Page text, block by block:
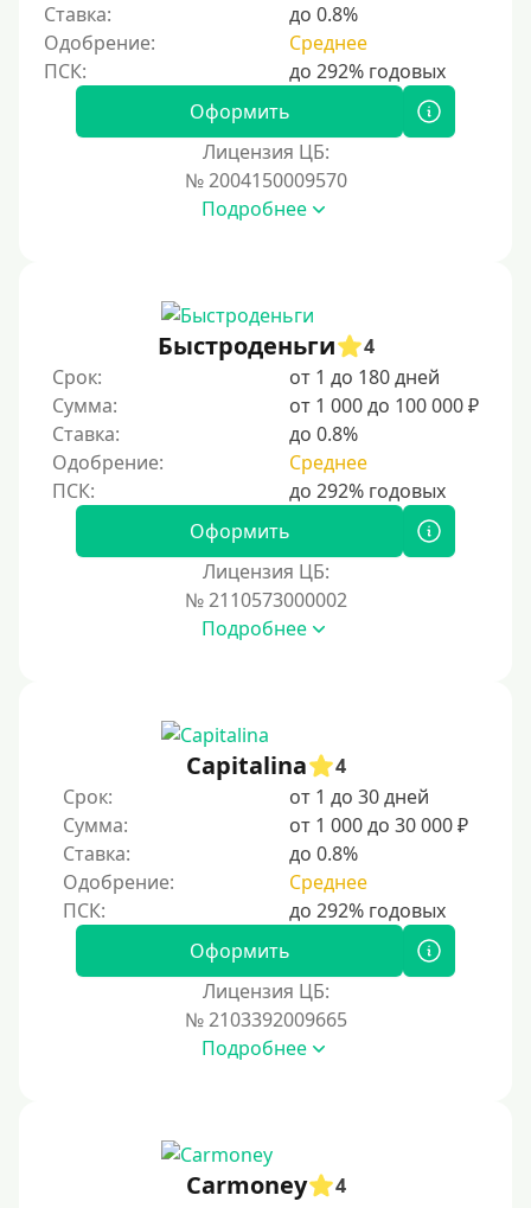
Без указания места работы
Для иностранных граждан
Для иностранных граждан Украины
Для иностранных граждан Казахстана
Для иностранных граждан Кыргызстана
Для иностранных граждан Таджикистана
Для иностранных граждан Узбекистана
Для граждан СНГ
Сумма (рублей)
100 руб
300 руб
2500 руб
3000 руб
4000 руб
5000 руб
7000 руб
Ставка:
до 0.8%
Одобрение:
Среднее
Оформить
Лицензия ЦБ:
№ 2004150009570
Подробнее
Быстроденьги
4
Срок:
от 1 до 180 дней
Сумма:
от 1 000 до 100 000 ₽
Ставка:
до 0.8%
Одобрение:
Среднее
Оформить
Лицензия ЦБ:
№ 2110573000002
Подробнее
Capitalina
4
Срок:
от 1 до 30 дней
Сумма:
от 1 000 до 30 000 ₽
Ставка:
до 0.8%
Одобрение:
Среднее
Оформить
Лицензия ЦБ:
№ 2103392009665
Подробнее
Carmoney
4